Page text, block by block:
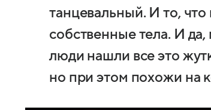
танцевальный. И то,
собственные тела. И
люди нашли все это
но при этом похожи на